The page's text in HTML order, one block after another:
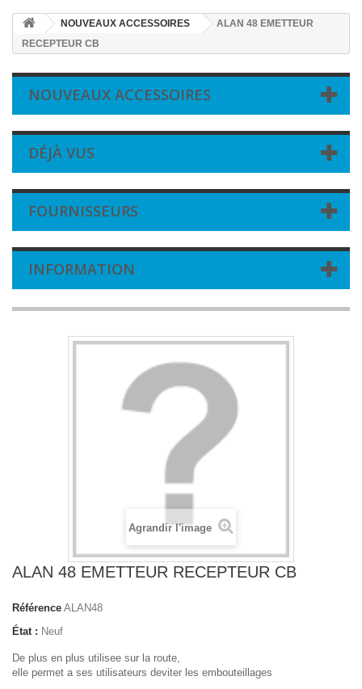
NOUVEAUX ACCESSOIRES
ALAN 48 EMETTEUR
RECEPTEUR CB
NOUVEAUX ACCESSOIRES
DÉJÀ VUS
FOURNISSEURS
INFORMATION
Agrandir l'image
ALAN 48 EMETTEUR RECEPTEUR CB
Référence ALAN48
État : Neuf
De plus en plus utilisee sur la route,
elle permet a ses utilisateurs deviter les embouteillages